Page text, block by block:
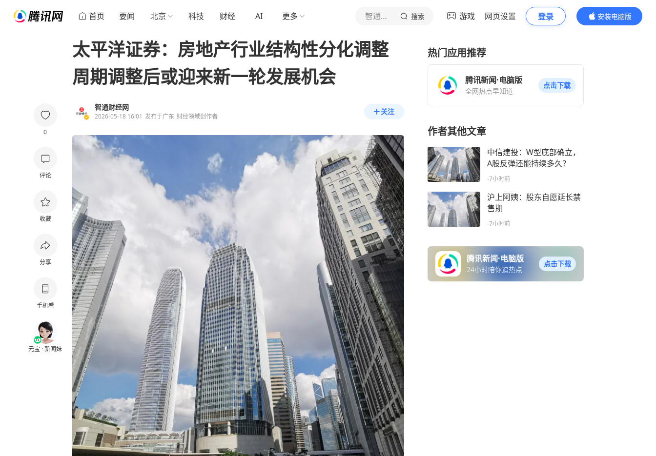
首页 要闻 北京 科技 财经 AI 更多 智通财经网 搜索 游戏 网页设置 登录
安装电脑版
内容更精彩
0
评论
收藏
分享
手机看
元宝 · 新闻妹
太平洋证券：房地产行业结构性分化调整
周期调整后或迎来新一轮发展机会
智通财经网
2026-05-18 16:01 发布于广东 财经领域创作者
关注
热门应用推荐
腾讯新闻·电脑版
全网热点早知道
点击下载
作者其他文章
中信建投：W型底部确立，
A股反弹还能持续多久？
-7小时前
沪上阿姨：股东自愿延长禁
售期
-7小时前
腾讯新闻·电脑版
24小时陪你追热点
点击下载